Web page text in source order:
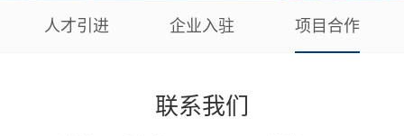
人才引进 企业入驻 项目合作
联系我们